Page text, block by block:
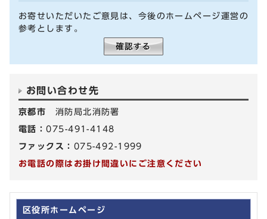
お寄せいただいたご意見は、今後のホームページ運営の
参考とします。
お問い合わせ先
京都市 消防局北消防署
電話：075-491-4148
ファックス： 075-492-1999
お電話の際はお掛け間違いにご注意ください
区役所ホームページ